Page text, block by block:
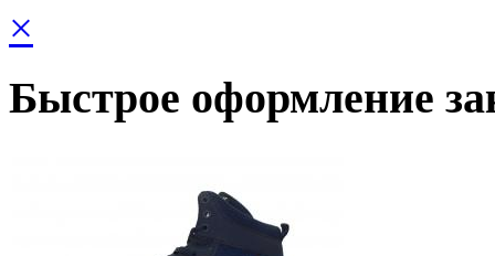
×
Быстрое оформление